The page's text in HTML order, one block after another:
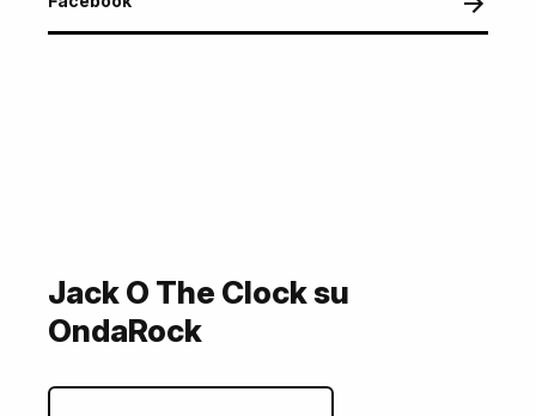
Jack O The Clock su
OndaRock